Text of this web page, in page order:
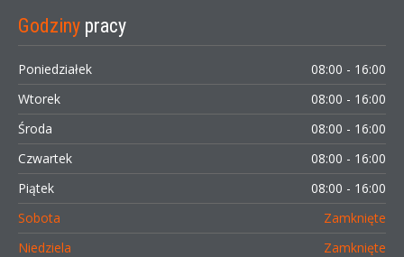
Godziny pracy
Poniedziałek
08:00 - 16:00
Wtorek
08:00 - 16:00
Środa
08:00 - 16:00
Czwartek
08:00 - 16:00
Piątek
08:00 - 16:00
Sobota
Zamknięte
Niedziela
Zamknięte